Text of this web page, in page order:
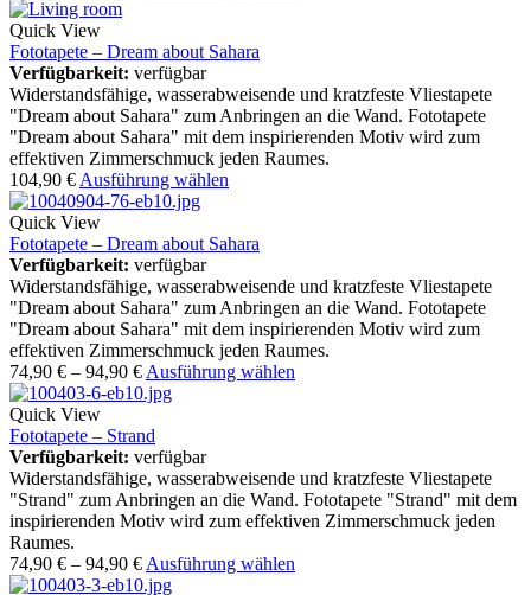
Quick View
Fototapete – Dream about Sahara
Verfügbarkeit: verfügbar
Widerstandsfähige, wasserabweisende und kratzfeste Vliestapete
"Dream about Sahara" zum Anbringen an die Wand. Fototapete
"Dream about Sahara" mit dem inspirierenden Motiv wird zum
effektiven Zimmerschmuck jeden Raumes.
104,90 € Ausführung wählen
Quick View
Fototapete – Dream about Sahara
Verfügbarkeit: verfügbar
Widerstandsfähige, wasserabweisende und kratzfeste Vliestapete
"Dream about Sahara" zum Anbringen an die Wand. Fototapete
"Dream about Sahara" mit dem inspirierenden Motiv wird zum
effektiven Zimmerschmuck jeden Raumes.
74,90 € – 94,90 € Ausführung wählen
Quick View
Fototapete – Strand
Verfügbarkeit: verfügbar
Widerstandsfähige, wasserabweisende und kratzfeste Vliestapete
"Strand" zum Anbringen an die Wand. Fototapete "Strand" mit dem
inspirierenden Motiv wird zum effektiven Zimmerschmuck jeden
Raumes.
74,90 € – 94,90 € Ausführung wählen